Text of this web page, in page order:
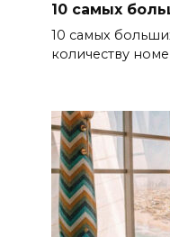
10 самых
10 самых
количеству